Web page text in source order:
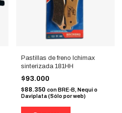
Pastillas de freno Ichimax
sinterizada 181HH
$93.000
$88.350 con BRE-B, Nequi o
Daviplata (Sólo por web)